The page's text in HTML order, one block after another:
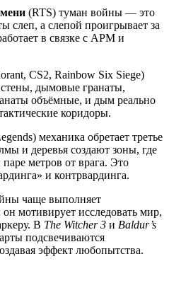
(RTS) туман войны — это
слеп, а слепой проигрывает за
в связке с APM и
CS2, Rainbow Six Siege)
дымовые гранаты,
объёмные, и дым реально
коридоры.
механика обретает третье
и деревья создают зоны, где
метров от врага. Это
и контрвардинга.
чаще выполняет
мотивирует исследовать мир,
В The Witcher 3 и Baldur’s
подсвечиваются
эффект любопытства.